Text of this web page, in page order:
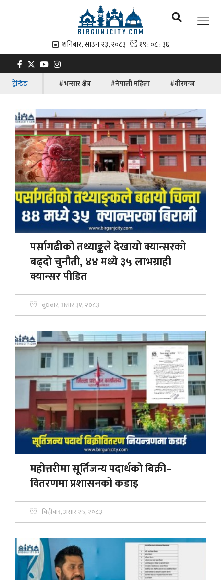
ट्रेन्डिङ #भन्सार क्षेत्र #नेपाली महिला #वीरगन्ज
पर्सागढीको तथ्याङ्कले देखायो क्यान्सरको
बढ्दो चुनौती, ४४ मध्ये ३५ लाभग्राही
क्यान्सर पीडित
बुधबार, असार ३१, २०८३
महोत्तरीमा सूर्तिजन्य पदार्थको बिक्री–
वितरणमा प्रशासनको कडाइ
बिहीबार, असार २५, २०८३